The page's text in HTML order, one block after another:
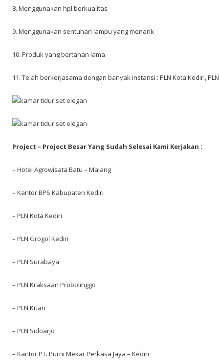
8. Menggunakan hpl berkualitas
9. Menggunakan sentuhan lampu yang menarik
10. Produk yang bertahan lama
11. Telah berkerjasama dengan banyak instansi : PLN Kota Kediri,
Project – Project Besar Yang Sudah Selesai Kami Kerjakan :
– Hotel Agrowisata Batu – Malang
– Kantor BPS Kabupaten Kediri
– PLN Kota Kediri
– PLN Grogol Kediri
– PLN Surabaya
– PLN Kraksaan Probolinggo
– PLN Krian
– PLN Sidoarjo
– Kantor PT. Purni Mekar Perkasa Jaya – Kediri